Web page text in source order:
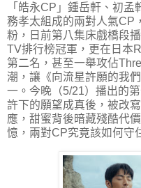
「皓永CP」鍾岳軒、初
務孝太組成的兩對人氣CP
粉，日前第八集床戲橋段
TV排行榜冠軍，更在日本
第二名，甚至一舉攻佔
潮，讓《向流星許願的我
一。今晚（5/21）播出的
許下的願望成真後，被改
應，甜蜜背後暗藏殘酷代
憶，兩對CP究竟該如何守